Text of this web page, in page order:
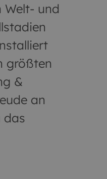
Welt- und
größten
&
an
das